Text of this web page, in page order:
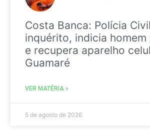
Costa Banca: Polícia
inquérito, indicia
e recupera aparelho
Guamaré
VER MATÉRIA »
5 de agosto de 2026